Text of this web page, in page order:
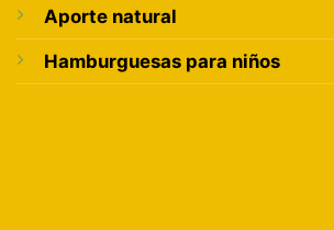
Aporte natural
Hamburguesas para niños